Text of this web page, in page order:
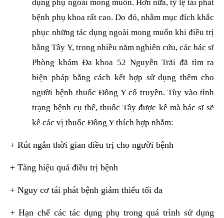
dụng phụ ngoài mong muốn. Hơn nữa, tỷ lệ tái phát
bệnh phụ khoa rất cao. Do đó, nhằm mục đích khắc
phục những tác dụng ngoài mong muốn khi điều trị
bằng Tây Y, trong nhiều năm nghiên cứu, các bác sĩ
Phòng khám Đa khoa 52 Nguyễn Trãi đã tìm ra
biện pháp bằng cách kết hợp sử dụng thêm cho
người bệnh thuốc Đông Y cổ truyền. Tùy vào tình
trạng bệnh cụ thể, thuốc Tây được kê mà bác sĩ sẽ
kê các vị thuốc Đông Y thích hợp nhằm:
+ Rút ngắn thời gian điều trị cho người bệnh
+ Tăng hiệu quả điều trị bệnh
+ Nguy cơ tái phát bệnh giảm thiểu tối đa
+ Hạn chế các tác dụng phụ trong quá trình sử dụng